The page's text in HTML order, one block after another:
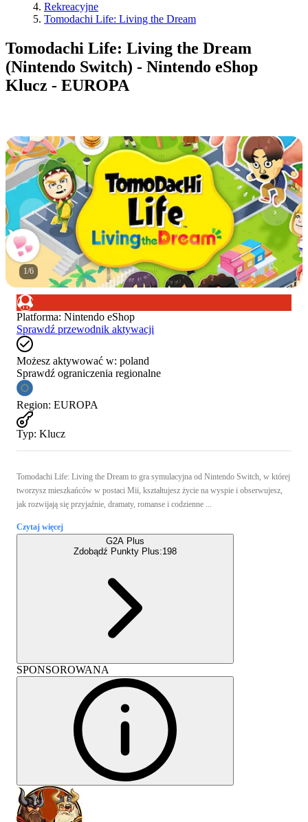
Rekreacyjne
Tomodachi Life: Living the Dream
Tomodachi Life: Living the Dream
(Nintendo Switch) - Nintendo eShop
Klucz - EUROPA
1/6
Platforma: Nintendo eShop
Sprawdź przewodnik aktywacji
Możesz aktywować w: poland
Sprawdź ograniczenia regionalne
Region: EUROPA
Typ: Klucz
Tomodachi Life: Living the Dream to gra symulacyjna od Nintendo Switch, w której
tworzysz mieszkańców w postaci Mii, kształtujesz życie na wyspie i obserwujesz,
jak rozwijają się przyjaźnie, dramaty, romanse i codzienne ...
Czytaj więcej
G2A Plus
Zdobądź Punkty Plus:198
SPONSOROWANA